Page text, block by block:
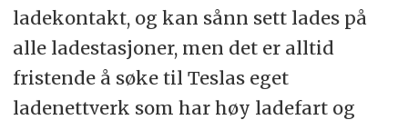
ladekontakt, og kan sånn sett lades på
alle ladestasjoner, men det er alltid
fristende å søke til Teslas eget
ladenettverk som har høy ladefart og